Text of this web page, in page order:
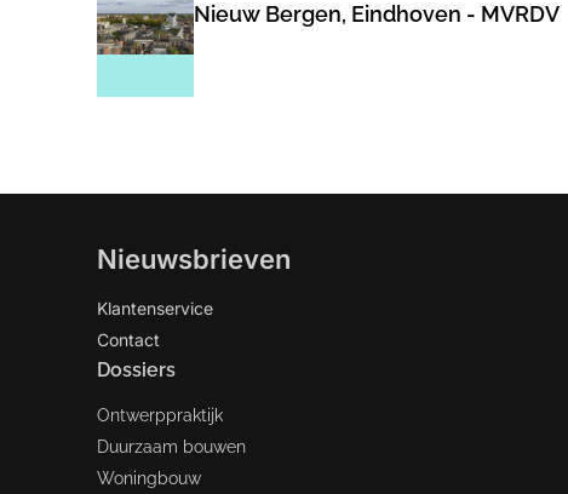
Nieuw Bergen, Eindhoven - MVRDV
Nieuwsbrieven
Klantenservice
Contact
Dossiers
Ontwerppraktijk
Duurzaam bouwen
Woningbouw